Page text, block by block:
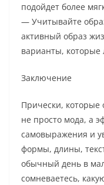
подойдет более
— Учитывайте
активный образ
варианты, которые
Заключение
Прически,
не просто мода, а
самовыражения и
формы, длины,
обычный день в
сомневаетесь,